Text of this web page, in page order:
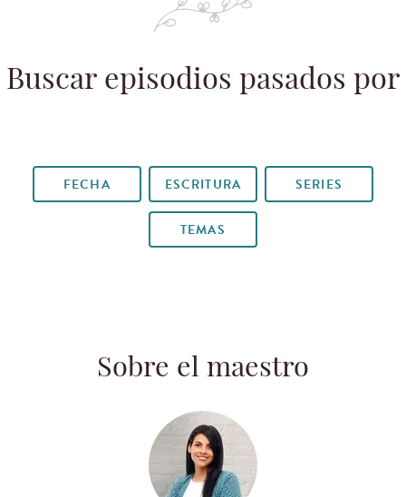
Buscar episodios pasados por
FECHA ESCRITURA SERIES
TEMAS
Sobre el maestro